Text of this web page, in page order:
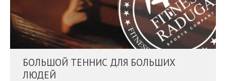
БОЛЬШОЙ ТЕННИС ДЛЯ БОЛЬШИХ
ЛЮДЕЙ